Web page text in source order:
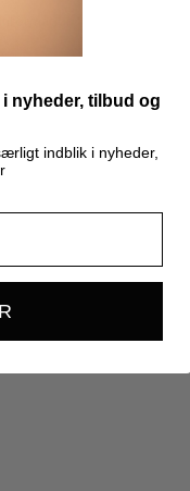
nyheder, tilbud og
indblik i nyheder,